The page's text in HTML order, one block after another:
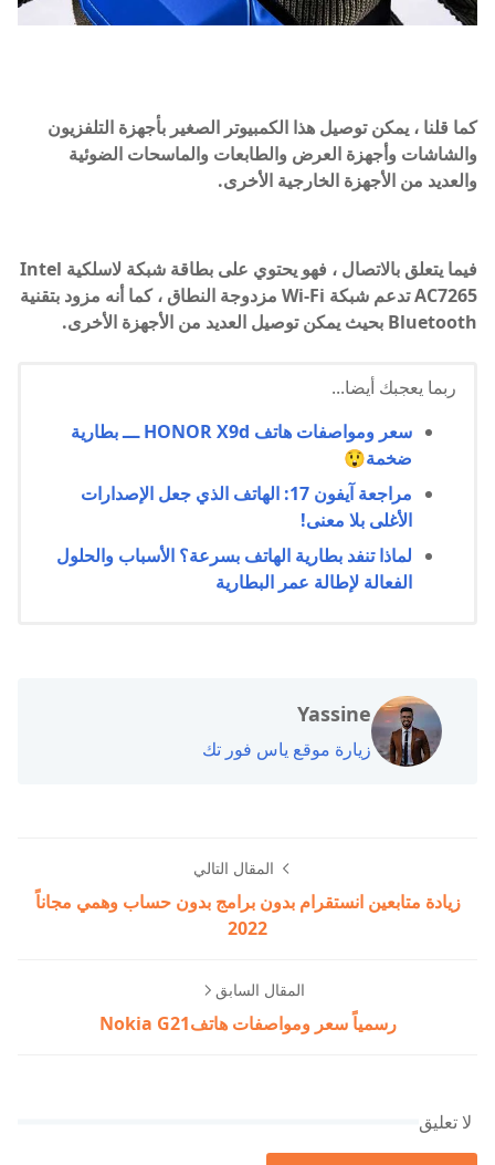
كما قلنا ، يمكن توصيل هذا الكمبيوتر الصغير بأجهزة التلفزيون
والشاشات وأجهزة العرض والطابعات والماسحات الضوئية
والعديد من الأجهزة الخارجية الأخرى.
فيما يتعلق بالاتصال ، فهو يحتوي على بطاقة شبكة لاسلكية Intel
AC7265 تدعم شبكة Wi-Fi مزدوجة النطاق ، كما أنه مزود بتقنية
Bluetooth بحيث يمكن توصيل العديد من الأجهزة الأخرى.
ربما يعجبك أيضا...
سعر ومواصفات هاتف HONOR X9d ـــ بطارية
ضخمة😲
مراجعة آيفون 17: الهاتف الذي جعل الإصدارات
الأغلى بلا معنى!
لماذا تنفد بطارية الهاتف بسرعة؟ الأسباب والحلول
الفعالة لإطالة عمر البطارية
Yassine
زيارة موقع ياس فور تك
المقال التالي
زيادة متابعين انستقرام بدون برامج بدون حساب وهمي مجاناً
2022
المقال السابق
رسمياً سعر ومواصفات هاتفNokia G21
لا تعليق